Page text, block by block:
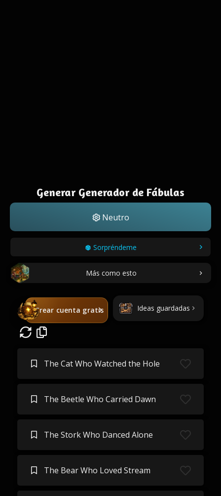
Generar Generador de Fábulas
Neutro
Sorpréndeme
Más como esto
Crear cuenta gratis Ideas guardadas
The Cat Who Watched the Hole
The Beetle Who Carried Dawn
The Stork Who Danced Alone
The Bear Who Loved Stream